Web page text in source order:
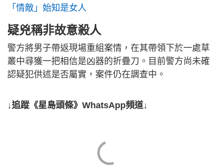
「情敵」始知是女人
疑兇稱非故意殺人
警方將男子帶返現場重組案情，在其帶領下於一處草
叢中尋獲一把相信是凶器的折疊刀。目前警方尚未確
認疑犯供述是否屬實，案件仍在調查中。
↓追蹤《星島頭條》WhatsApp頻道↓